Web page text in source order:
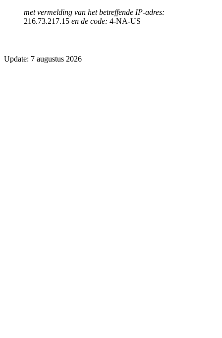
met vermelding van het betreffende IP-adres:
216.73.217.15 en de code: 4-NA-US
Update: 7 augustus 2026